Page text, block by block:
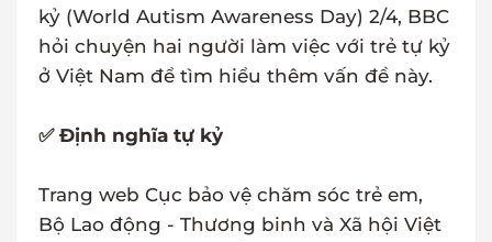
kỷ (World Autism Awareness Day) 2/4, BBC
hỏi chuyện hai người làm việc với trẻ tự kỷ
ở Việt Nam để tìm hiểu thêm vấn đề này.
✅ Định nghĩa tự kỷ
Trang web Cục bảo vệ chăm sóc trẻ em,
Bộ Lao động - Thương binh và Xã hội Việt